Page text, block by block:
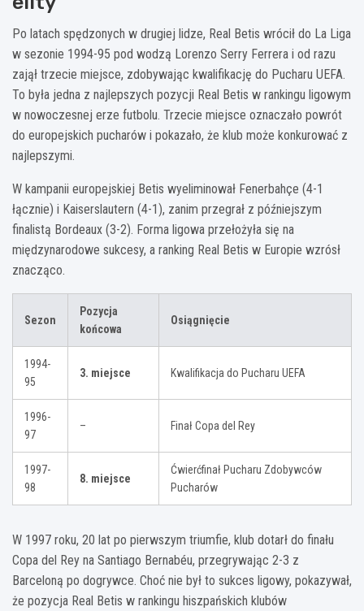
Po latach spędzonych w drugiej lidze, Real Betis wrócił do La Liga
w sezonie 1994-95 pod wodzą Lorenzo Serry Ferrera i od razu
zajął trzecie miejsce, zdobywając kwalifikację do Pucharu UEFA.
To była jedna z najlepszych pozycji Real Betis w rankingu ligowym
w nowoczesnej erze futbolu. Trzecie miejsce oznaczało powrót
do europejskich pucharów i pokazało, że klub może konkurować z
najlepszymi.
W kampanii europejskiej Betis wyeliminował Fenerbahçe (4-1
łącznie) i Kaiserslautern (4-1), zanim przegrał z późniejszym
finalistą Bordeaux (3-2). Forma ligowa przełożyła się na
międzynarodowe sukcesy, a ranking Real Betis w Europie wzrósł
znacząco.
Sezon
Pozycja
końcowa
Osiągnięcie
1994-
95
3. miejsce Kwalifikacja do Pucharu UEFA
1996-
97
– Finał Copa del Rey
1997-
98
8. miejsce
Ćwierćfinał Pucharu Zdobywców
Pucharów
W 1997 roku, 20 lat po pierwszym triumfie, klub dotarł do finału
Copa del Rey na Santiago Bernabéu, przegrywając 2-3 z
Barceloną po dogrywce. Choć nie był to sukces ligowy, pokazywał,
że pozycja Real Betis w rankingu hiszpańskich klubów